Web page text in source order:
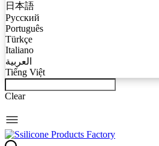
日本語
Русский
Português
Türkçe
Italiano
العربية
Tiếng Việt
Clear